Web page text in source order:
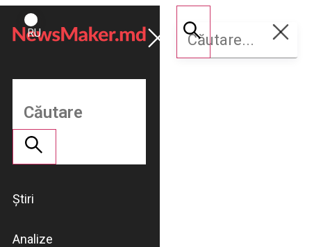
ROMÂNĂ
RU
Susține
NM
Știri
Analize